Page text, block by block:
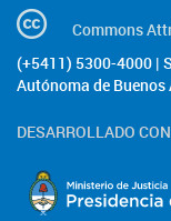
Commons
(+5411) 5300-4000 |
Autónoma de
DESARROLLADO CON